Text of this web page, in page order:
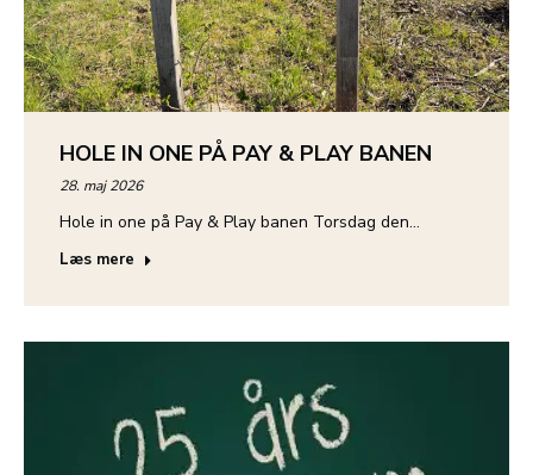
HOLE IN ONE PÅ PAY & PLAY BANEN
28. maj 2026
Hole in one på Pay & Play banen Torsdag den…
Læs mere